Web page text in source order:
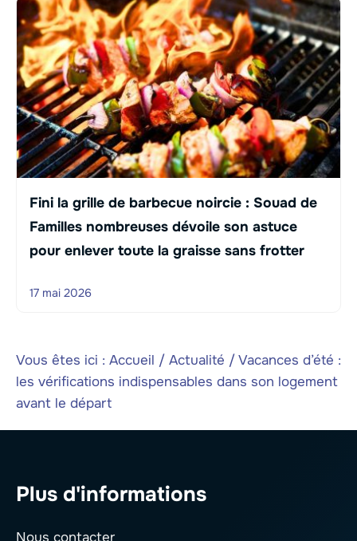
Fini la grille de barbecue noircie : Souad de
Familles nombreuses dévoile son astuce
pour enlever toute la graisse sans frotter
17 mai 2026
Vous êtes ici : Accueil / Actualité /Vacances d’été :
les vérifications indispensables dans son logement
avant le départ
Plus d'informations
Nous contacter